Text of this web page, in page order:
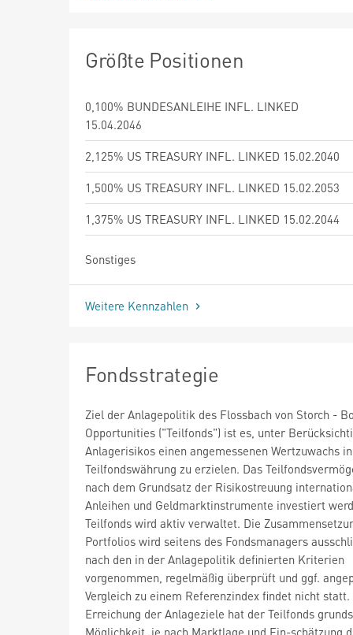
Größte Positionen
0,100% BUNDESANLEIHE INFL. LINKED
15.04.2046
2,125% US TREASURY INFL. LINKED 15.02.2040
1,500% US TREASURY INFL. LINKED 15.02.2053
1,375% US TREASURY INFL. LINKED 15.02.2044
Sonstiges
Weitere Kennzahlen
Fondsstrategie
Ziel der Anlagepolitik des Flossbach von Storch -
Opportunities ("Teilfonds") ist es, unter
Anlagerisikos einen angemessenen Wertzuwachs
Teilfondswährung zu erzielen. Das
nach dem Grundsatz der Risikostreuung
Anleihen und Geldmarktinstrumente investiert
Teilfonds wird aktiv verwaltet. Die
Portfolios wird seitens des Fondsmanagers
nach den in der Anlagepolitik definierten Kriterien
vorgenommen, regelmäßig überprüft und ggf.
Vergleich zu einem Referenzindex findet nicht statt.
Erreichung der Anlageziele hat der Teilfonds
Möglichkeit, je nach Marktlage und Ein-schätzung